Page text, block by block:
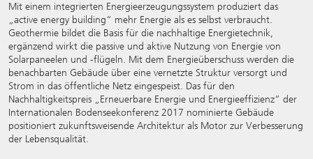
Mit einem integrierten Energieerzeugungssystem produziert das
„active energy building“ mehr Energie als es selbst verbraucht.
Geothermie bildet die Basis für die nachhaltige Energietechnik,
ergänzend wirkt die passive und aktive Nutzung von Energie von
Solarpaneelen und -flügeln. Mit dem Energieüberschuss werden die
benachbarten Gebäude über eine vernetzte Struktur versorgt und
Strom in das öffentliche Netz eingespeist. Das für den
Nachhaltigkeitspreis „Erneuerbare Energie und Energieeffizienz“ der
Internationalen Bodenseekonferenz 2017 nominierte Gebäude
positioniert zukunftsweisende Architektur als Motor zur Verbesserung
der Lebensqualität.